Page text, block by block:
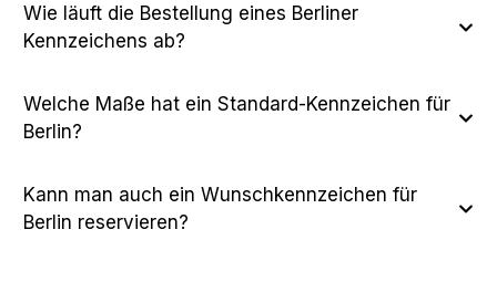
Wie läuft die Bestellung eines Berliner
Kennzeichens ab?
Welche Maße hat ein Standard-Kennzeichen für
Berlin?
Kann man auch ein Wunschkennzeichen für
Berlin reservieren?